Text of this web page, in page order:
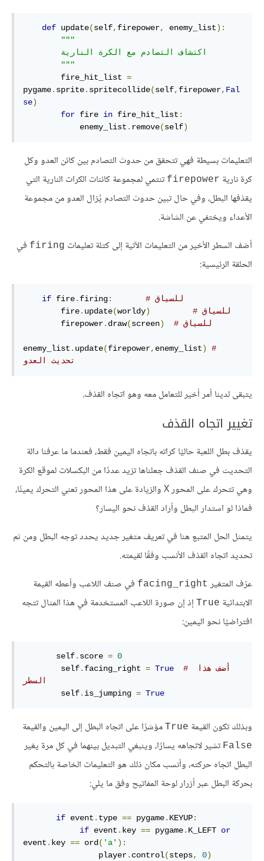
def update(self, firepower, enemy_list):
"""
        """
        fire_hit_list
=
pygame. sprite. spritecollide(self, firepower, Fal
se)
for fire in fire_hit_list :
            enemy_list
. remove(self)
التعليمات بسيطة فهي تتحقق من حدوث التصادم بين كائن العدو وكل
كرة نارية firepower تنتمي لمجموعة كائنات الكرات النارية التي
يقذفها البطل، وفي حال تبين حدوث التصادم يُزال العدو من مجموعة
الأعداء ويختفي عن الشاشة.
أضف السطر الأخير من التعليمات الآتية إلى كتلة تعليمات firing في
الحلقة الرئيسية:
if fire. firing:
# للسياق
        fire
. update(worldy)
# للسياق
        firepower
. draw(screen) # للسياق
enemy_list . update(firepower, enemy_list)
#
تحديث العدو
يتبقى لدينا أمر أخير للتعامل معه وهو اتجاه القذف.
تغيير اتجاه القذف
يقذف بطل اللعبة حاليًا كراته باتجاه اليمين فقط، فعندما ما عرفنا دالة
التحديث في صنف القذف جعلناها تزيد عددًا من البكسلات لموقع الكرة
وهي تتحرك على المحور X والزيادة على هذا المحور تعني التحرك يمينًا،
فماذا لو استدار البطل وأراد القذف نحو اليسار؟
يتمثل الحل المتبع هنا في تعريف متغير جديد يحدد توجه البطل ومن ثم
تحديد اتجاه القذف الأنسب وفقًا لقيمته.
عرّف المتغير facing_right في صنف اللاعب وأعطه القيمة
الابتدائية True إذ إن صورة اللاعب المستخدمة في هذا المثال تتجه
افتراضيًا نحو اليمين:
       self
. score = 0
        self
. facing_right = True
# أضف هذا
السطر
        self
. is_jumping = True
وبذلك تكون القيمة True مؤشرًا على اتجاه البطل إلى اليمين والقيمة
False تشير لاتجاهه يسارًا، وينبغي التبديل بينهما في كل مرة يغير
البطل اتجاه حركته، وأنسب مكان ذلك هو التعليمات الخاصة بالتحكم
بحركة البطل عبر أزرار لوحة المفاتيح وفق ما يلي:
if event . type == pygame. KEYUP:
if event . key == pygame. K_LEFT or
event . key == ord ( 'a' ):
                player
. control(steps, 0)